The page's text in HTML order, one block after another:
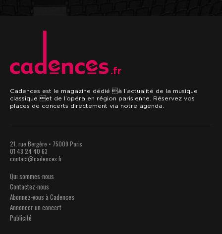
.fr
Cadences est le magazine dédié à l’actualité de la musique
classique et de l’opéra en région parisienne. Réservez vos
places de concerts directement via notre agenda.
21, rue Bergère • 75009 Paris
01 48 24 40 63
contact@cadences.fr
Qui sommes-nous
Contactez-nous
Abonnez-vous à Cadences
Annoncer un concert
Publicité